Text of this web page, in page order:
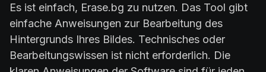
Es ist einfach, Erase.bg zu nutzen. Das Tool gibt
einfache Anweisungen zur Bearbeitung des
Hintergrunds Ihres Bildes. Technisches oder
Bearbeitungswissen ist nicht erforderlich. Die